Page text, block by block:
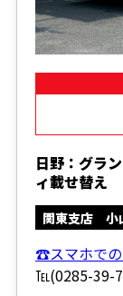
日野：グラ
ィ載せ替え
関東支店 小
☎スマホで
℡(0285-39-